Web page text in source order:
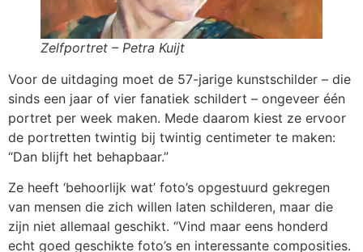
Zelfportret – Petra Kuijt
Voor de uitdaging moet de 57-jarige kunstschilder – die
sinds een jaar of vier fanatiek schildert – ongeveer één
portret per week maken. Mede daarom kiest ze ervoor
de portretten twintig bij twintig centimeter te maken:
“Dan blijft het behapbaar.”
Ze heeft ‘behoorlijk wat’ foto’s opgestuurd gekregen
van mensen die zich willen laten schilderen, maar die
zijn niet allemaal geschikt. “Vind maar eens honderd
echt goed geschikte foto’s en interessante composities.